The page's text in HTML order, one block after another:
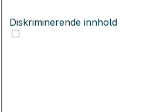
Diskriminerende innhold